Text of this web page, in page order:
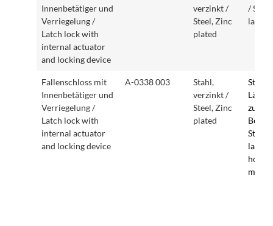
Innenbetätiger und
Verriegelung /
Latch lock with
internal actuator
and locking device
verzinkt /
Steel, Zinc
plated
/
latch
Fallenschloss mit
Innenbetätiger und
Verriegelung /
Latch lock with
internal actuator
and locking device
A-0338 003
Stahl,
verzinkt /
Steel, Zinc
plated
zur
latch,
holes